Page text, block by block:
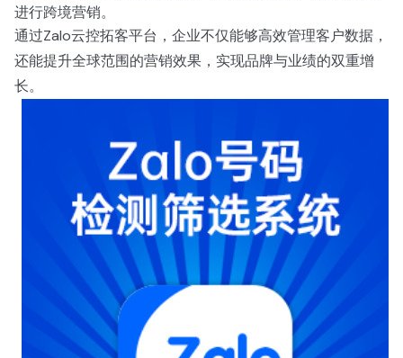
进行跨境营销。
通过Zalo云控拓客平台，企业不仅能够高效管理客户数据，
还能提升全球范围的营销效果，实现品牌与业绩的双重增
长。